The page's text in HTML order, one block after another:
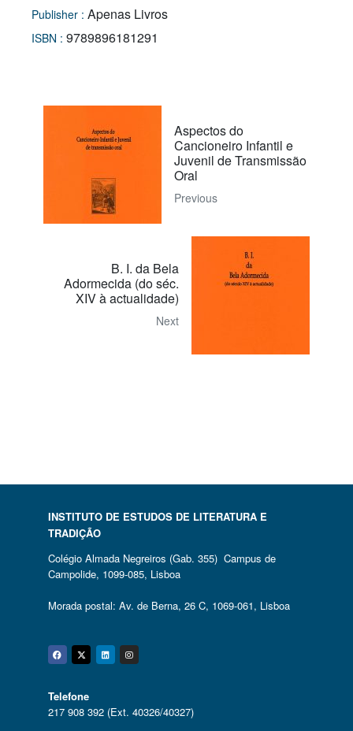
Publisher : Apenas Livros
ISBN : 9789896181291
Aspectos do
Cancioneiro Infantil e
Juvenil de Transmissão
Oral
Previous
B. I. da Bela
Adormecida (do séc.
XIV à actualidade)
Next
INSTITUTO DE ESTUDOS DE LITERATURA E
TRADIÇÃO
Colégio Almada Negreiros (Gab. 355) Campus de
Campolide, 1099-085, Lisboa
Morada postal: Av. de Berna, 26 C, 1069-061, Lisboa
Facebook
Twitter
Linkedin
Instagram
Telefone
217 908 392 (Ext. 40326/40327)